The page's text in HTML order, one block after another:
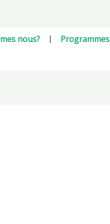
nous? Programmes